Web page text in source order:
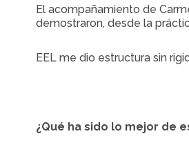
El acompañamiento de
demostraron, desde la
EEL me dio estructura sin
¿Qué ha sido lo mejor de